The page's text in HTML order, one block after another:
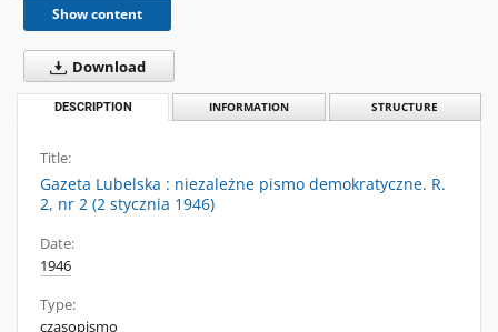
Show content
Download
DESCRIPTION INFORMATION STRUCTURE
Title:
Gazeta Lubelska : niezależne pismo demokratyczne. R.
2, nr 2 (2 stycznia 1946)
Date:
1946
Type:
czasopismo